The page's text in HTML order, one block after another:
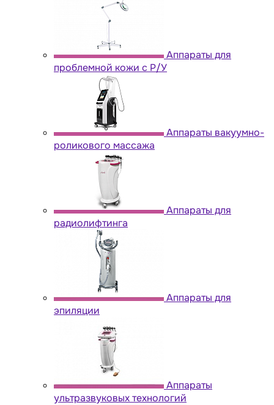
Аппараты для
проблемной кожи с Р/У
Аппараты вакуумно-
роликового массажа
Аппараты для
радиолифтинга
Аппараты для
эпиляции
Аппараты
ультразвуковых технологий